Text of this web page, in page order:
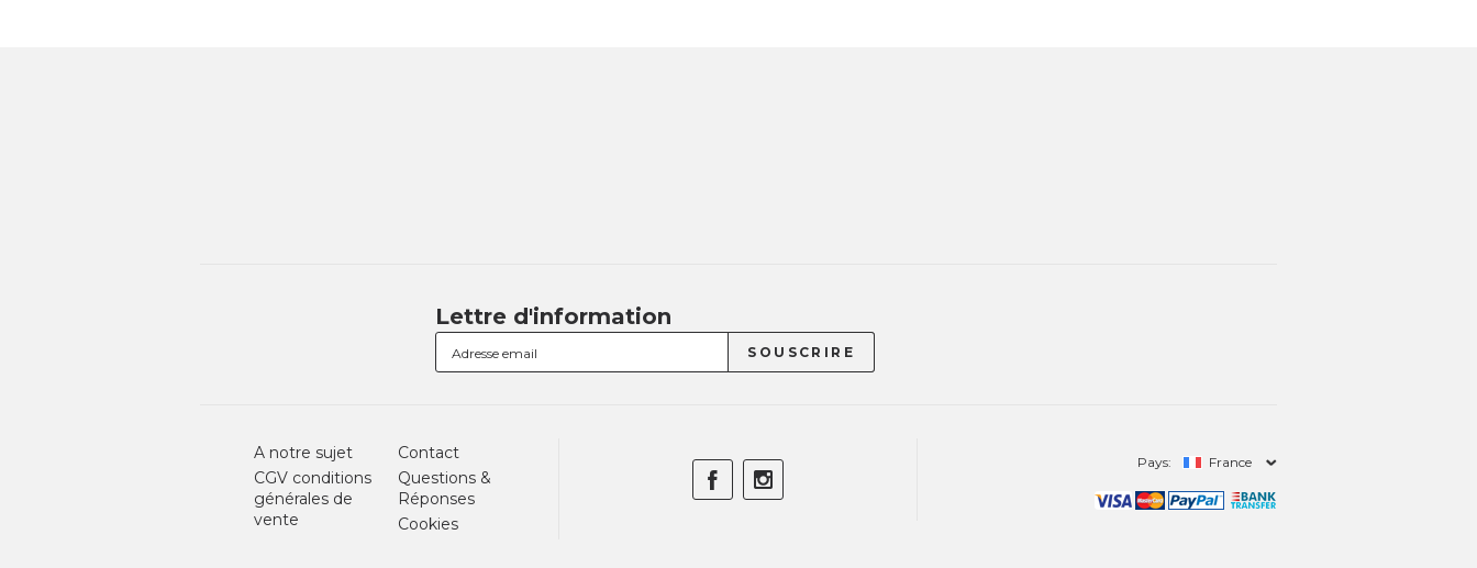
Lettre d'information
A notre sujet
CGV conditions
générales de
vente
Contact
Questions &
Réponses
Cookies
Pays: France